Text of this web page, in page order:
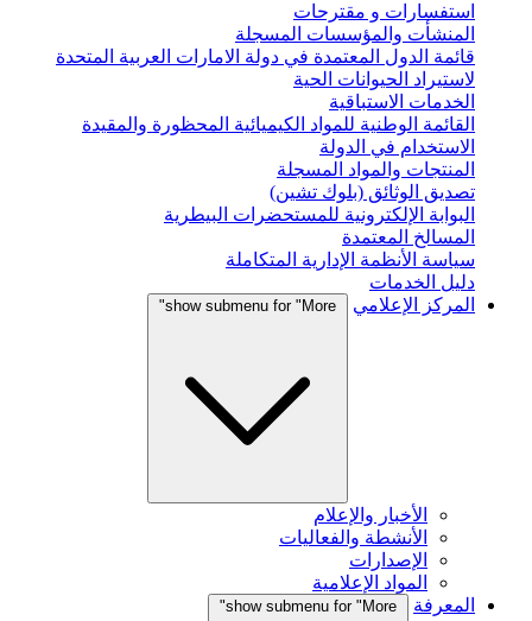
استفسارات و مقترحات
المنشأت والمؤسسات المسجلة
قائمة الدول المعتمدة في دولة الامارات العربية المتحدة
لاستيراد الحيوانات الحية
الخدمات الاستباقية
القائمة الوطنية للمواد الكيميائية المحظورة والمقيدة
الاستخدام في الدولة
المنتجات والمواد المسجلة
تصديق الوثائق (بلوك تشين)
البوابة الإلكترونية للمستحضرات البيطرية
المسالخ المعتمدة
سياسة الأنظمة الإدارية المتكاملة
دليل الخدمات
المركز الإعلامي
show submenu for "More"
الأخبار والإعلام
الأنشطة والفعاليات
الإصدارات
المواد الإعلامية
المعرفة
show submenu for "More"